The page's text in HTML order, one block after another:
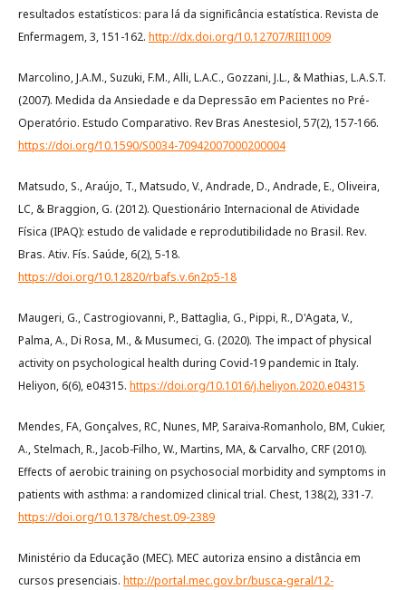
resultados estatísticos: para lá da significância estatística. Revista de
Enfermagem, 3, 151-162. http://dx.doi.org/10.12707/RIII1009
Marcolino, J.A.M., Suzuki, F.M., Alli, L.A.C., Gozzani, J.L., & Mathias, L.A.S.T.
(2007). Medida da Ansiedade e da Depressão em Pacientes no Pré-
Operatório. Estudo Comparativo. Rev Bras Anestesiol, 57(2), 157-166.
https://doi.org/10.1590/S0034-70942007000200004
Matsudo, S., Araújo, T., Matsudo, V., Andrade, D., Andrade, E., Oliveira,
LC, & Braggion, G. (2012). Questionário Internacional de Atividade
Física (IPAQ): estudo de validade e reprodutibilidade no Brasil. Rev.
Bras. Ativ. Fís. Saúde, 6(2), 5-18.
https://doi.org/10.12820/rbafs.v.6n2p5-18
Maugeri, G., Castrogiovanni, P., Battaglia, G., Pippi, R., D'Agata, V.,
Palma, A., Di Rosa, M., & Musumeci, G. (2020). The impact of physical
activity on psychological health during Covid-19 pandemic in Italy.
Heliyon, 6(6), e04315. https://doi.org/10.1016/j.heliyon.2020.e04315
Mendes, FA, Gonçalves, RC, Nunes, MP, Saraiva-Romanholo, BM, Cukier,
A., Stelmach, R., Jacob-Filho, W., Martins, MA, & Carvalho, CRF (2010).
Effects of aerobic training on psychosocial morbidity and symptoms in
patients with asthma: a randomized clinical trial. Chest, 138(2), 331-7.
https://doi.org/10.1378/chest.09-2389
Ministério da Educação (MEC). MEC autoriza ensino a distância em
cursos presenciais. http://portal.mec.gov.br/busca-geral/12-